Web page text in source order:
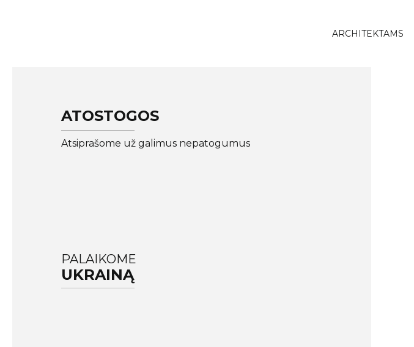
ARCHITEKTAMS
ATOSTOGOS
Atsiprašome už galimus nepatogumus
PALAIKOME
UKRAINĄ